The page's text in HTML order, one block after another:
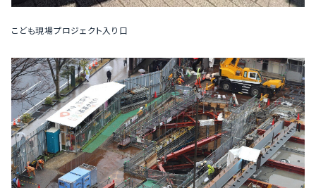
こども現場プロジェクト入り口